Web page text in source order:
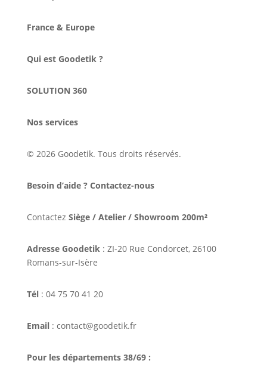
France & Europe
Qui est Goodetik ?
SOLUTION 360
Nos services
© 2026 Goodetik. Tous droits réservés.
Besoin d’aide ? Contactez-nous
Contactez Siège / Atelier / Showroom 200m²
Adresse Goodetik: ZI-20 Rue Condorcet, 26100
Romans-sur-Isère
Tél: 04 75 70 41 20
Email: contact@goodetik.fr
Pour les départements 38/69 :